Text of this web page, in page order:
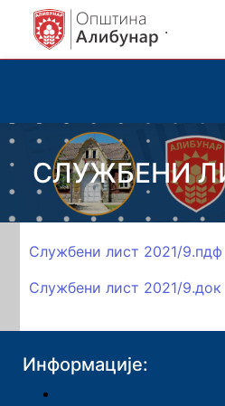
.
СЛУЖБЕНИ
Службени лист 2021/9.пдф
Службени лист 2021/9.док
Информације: